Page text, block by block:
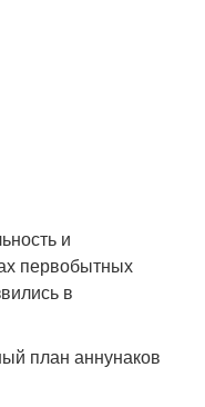
и
первобытных
в
план аннунаков